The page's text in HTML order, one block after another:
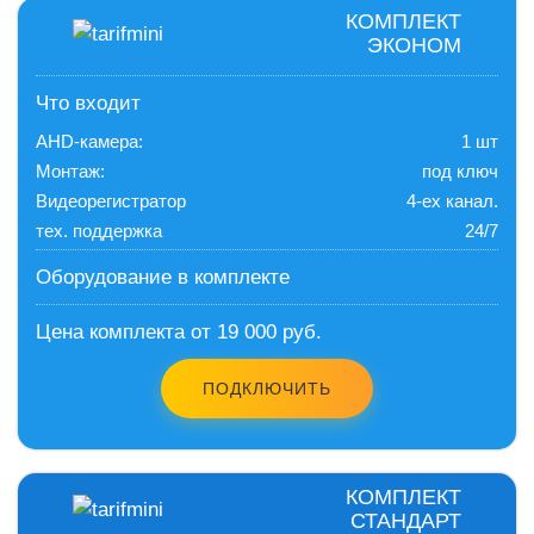
КОМПЛЕКТ
ЭКОНОМ
Что входит
AHD-камера:
1 шт
Монтаж:
под ключ
Видеорегистратор
4-ех канал.
тех. поддержка
24/7
Оборудование в комплекте
Цена комплекта от 19 000 руб.
ПОДКЛЮЧИТЬ
КОМПЛЕКТ
СТАНДАРТ